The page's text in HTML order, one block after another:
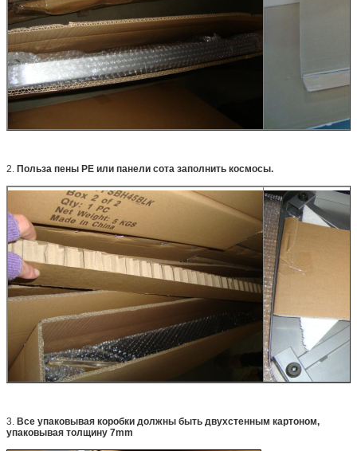
2. Польза пены PE или панели сота заполнить космосы.
3. Все упаковывая коробки должны быть двухстенным картоном,
упаковывая толщину 7mm